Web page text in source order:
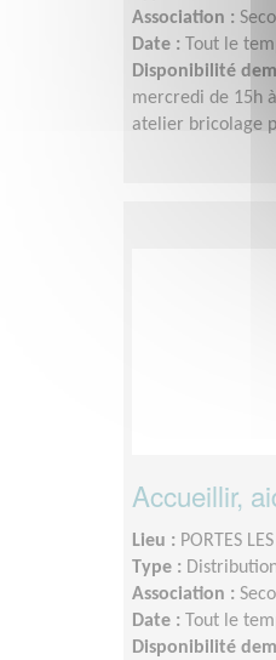
Association :
Date : Tout le
Disponibilité
mercredi de 15h
atelier bricolage
Accueillir,
Lieu : PORTES
Type :
Association :
Date : Tout le
Disponibilité